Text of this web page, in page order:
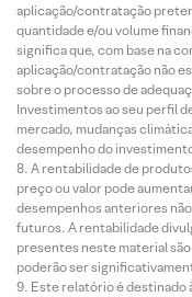
aplicação/contratação
quantidade e/ou volume
significa que, com base na
aplicação/contratação não
sobre o processo de
Investimentos ao seu perfil
mercado, mudanças
desempenho do
A rentabilidade de
preço ou valor pode
desempenhos anteriores
futuros. A rentabilidade
presentes neste material
poderão ser
Este relatório é destinado